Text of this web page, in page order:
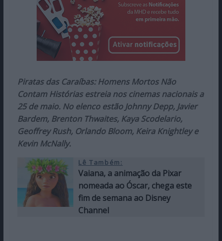
Piratas das Caraíbas: Homens Mortos Não
Contam Histórias estreia nos cinemas nacionais a
25 de maio. No elenco estão Johnny Depp, Javier
Bardem, Brenton Thwaites, Kaya Scodelario,
Geoffrey Rush, Orlando Bloom, Keira Knightley e
Kevin McNally.
Lê Também:
Vaiana, a animação da Pixar
nomeada ao Óscar, chega este
fim de semana ao Disney
Channel